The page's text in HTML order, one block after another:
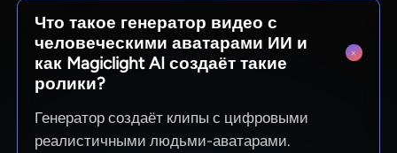
Что такое генератор видео с
человеческими аватарами ИИ и
как Magiclight AI создаёт такие
ролики?
Генератор создаёт клипы с цифровыми
реалистичными людьми-аватарами.